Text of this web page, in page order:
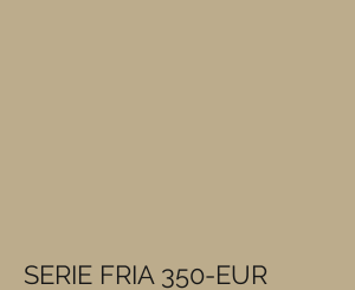
SERIE FRIA 350-EUR